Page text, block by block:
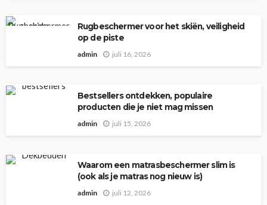
Rugbeschermer voor het skiën, veiligheid
op de piste
admin juli 16, 2026
Bestsellers ontdekken, populaire
producten die je niet mag missen
admin juli 15, 2026
Waarom een matrasbeschermer slim is
(ook als je matras nog nieuw is)
admin juli 12, 2026